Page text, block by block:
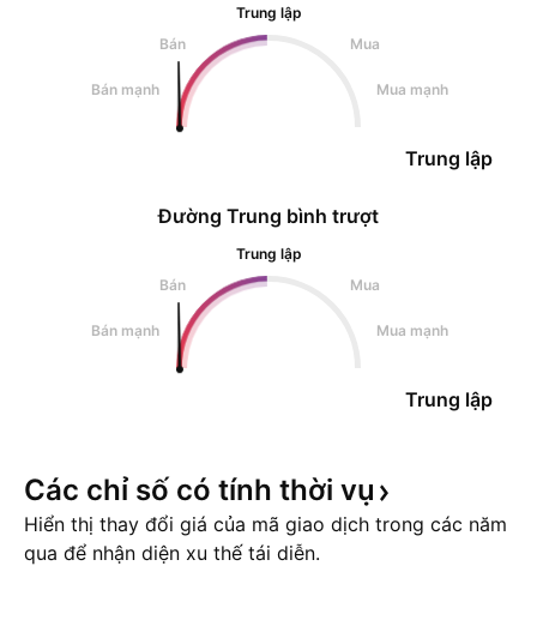
Trung lập
Bán
Mua
Bán mạnh Mua mạnh
Trung lập
Đường Trung bình trượt
Trung lập
Bán
Mua
Bán mạnh Mua mạnh
Trung lập
Các chỉ số có tính thời vụ
Hiển thị thay đổi giá của mã giao dịch trong các năm
qua để nhận diện xu thế tái diễn.